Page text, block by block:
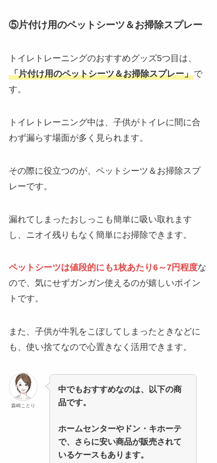
⑤片付け用のペットシーツ＆お掃除スプレー
トイレトレーニングのおすすめグッズ5つ目は、
「片付け用のペットシーツ＆お掃除スプレー」で
す。
トイレトレーニング中は、子供がトイレに間に合
わず漏らす場面が多く見られます。
その際に役立つのが、ペットシーツ＆お掃除スプ
レーです。
漏れてしまったおしっこも簡単に吸い取れます
し、ニオイ残りもなく簡単にお掃除できます。
ペットシーツは値段的にも1枚あたり6～7円程度な
ので、気にせずガンガン使えるのが嬉しいポイン
トです。
また、子供が牛乳をこぼしてしまったときなどに
も、使い捨てなので心置きなく活用できます。
森崎ことり
中でもおすすめなのは、以下の商
品です。
ホームセンターやドン・キホーテ
で、さらに安い商品が販売されて
いるケースもあります。